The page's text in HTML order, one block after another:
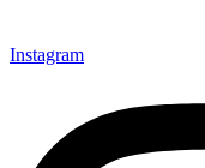
Instagram